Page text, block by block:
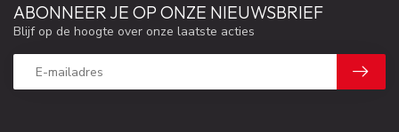
ABONNEER JE OP ONZE NIEUWSBRIEF
Blijf op de hoogte over onze laatste acties